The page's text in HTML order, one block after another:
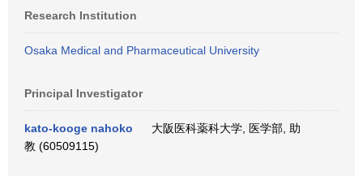
Research Institution
Osaka Medical and Pharmaceutical University
Principal Investigator
kato-kooge nahoko
大阪医科薬科大学, 医学部, 助
教 (60509115)